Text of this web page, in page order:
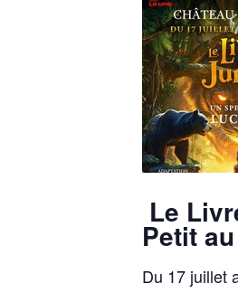
Le
Petit
Du 17 juillet